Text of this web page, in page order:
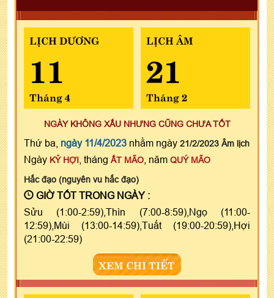
LỊCH DƯƠNG
11
Tháng 4
LỊCH ÂM
21
Tháng 2
NGÀY KHÔNG XẤU NHƯNG CŨNG CHƯA TỐT
Thứ ba, ngày 11/4/2023 nhằm ngày 21/2/2023 Âm lịch
Ngày KỶ HỢI , tháng ẤT MÃO , năm QUÝ MÃO
Hắc đạo (nguyên vu hắc đạo)
GIỜ TỐT TRONG NGÀY :
Sửu (1:00-2:59),Thìn (7:00-8:59),Ngọ (11:00-
12:59),Mùi (13:00-14:59),Tuất (19:00-20:59),Hợi
(21:00-22:59)
XEM CHI TIẾT